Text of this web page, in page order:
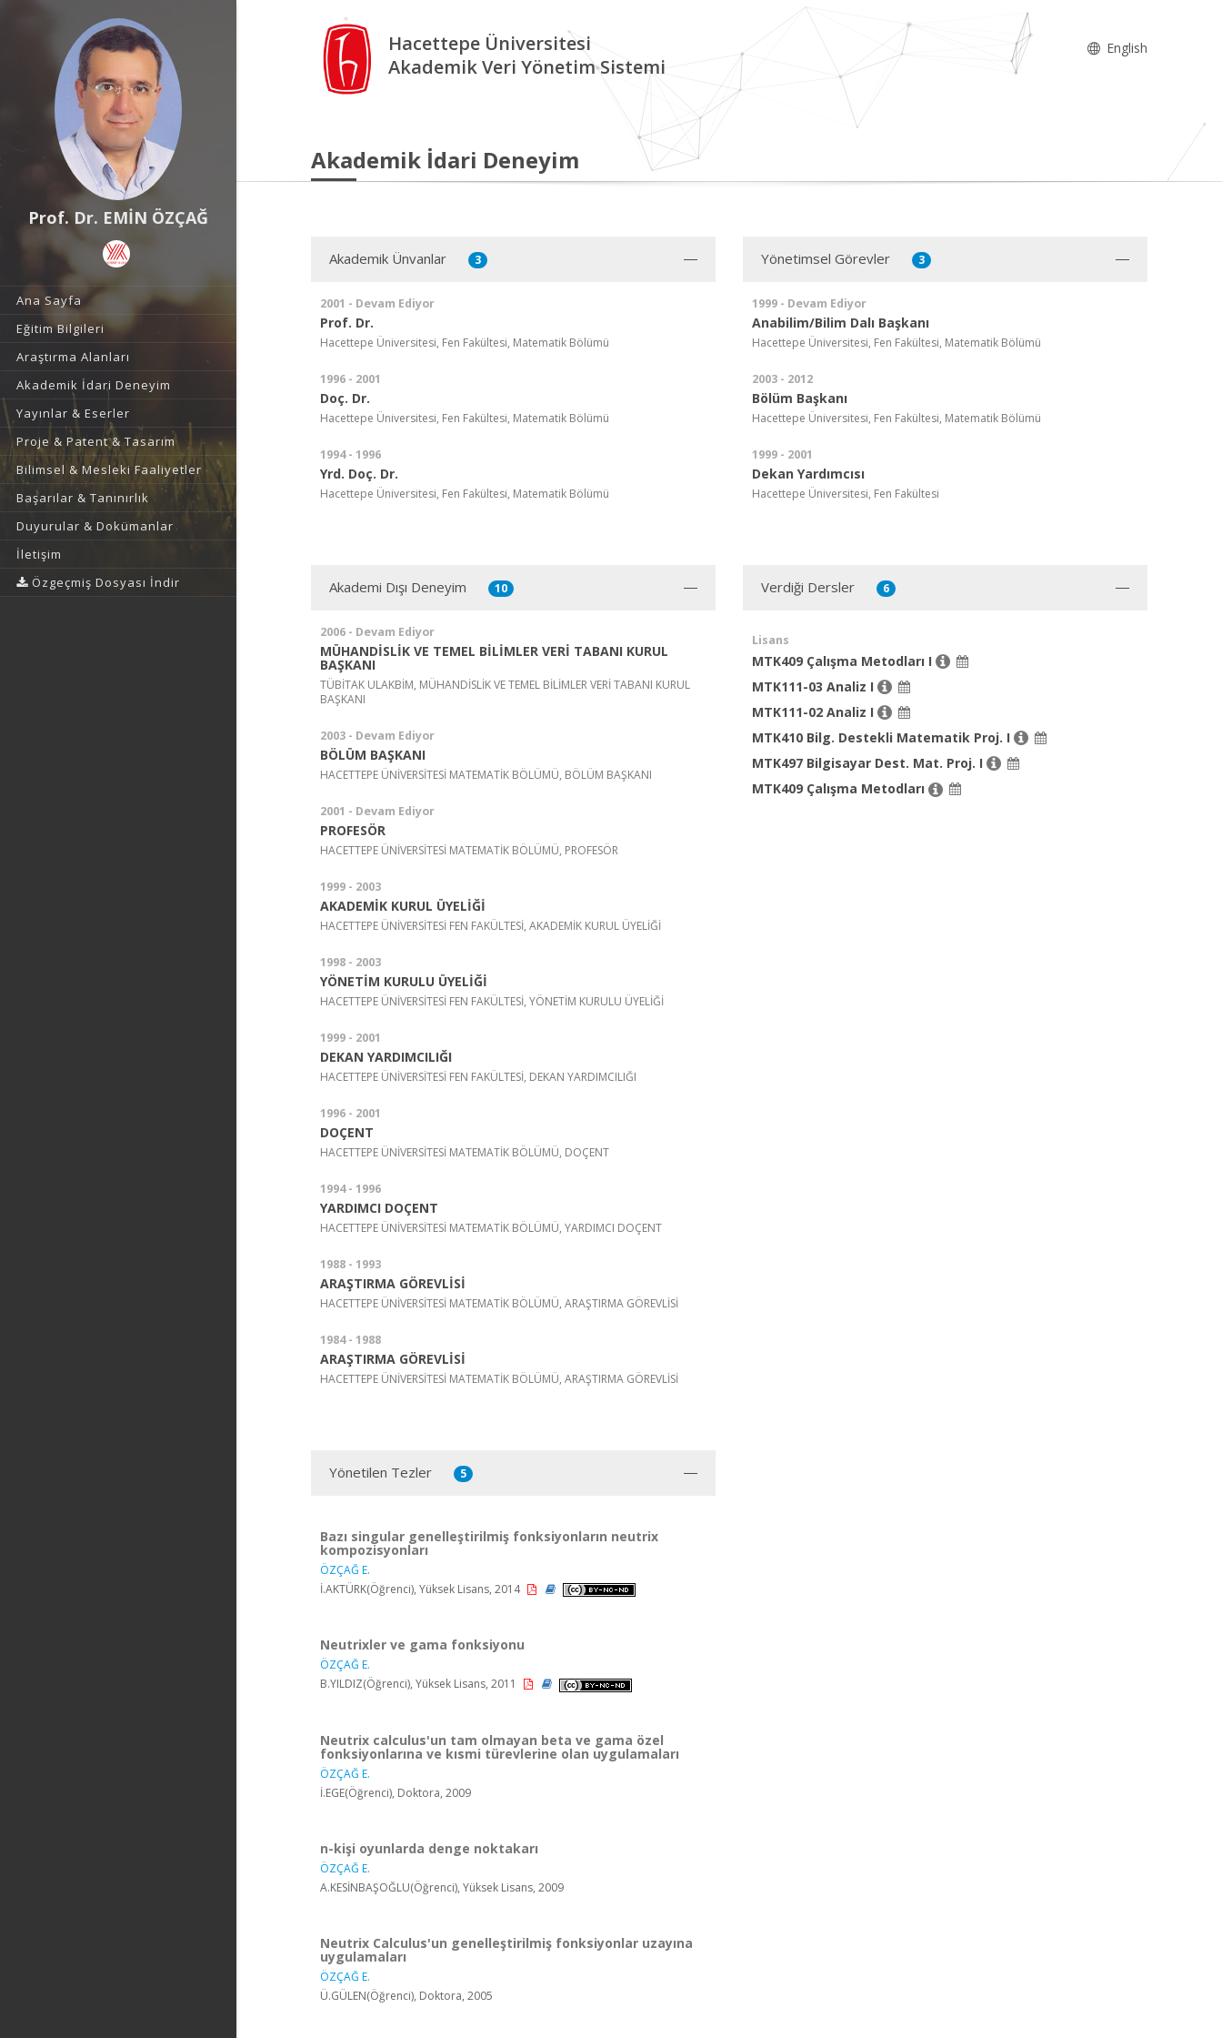
Prof. Dr. EMİN ÖZÇAĞ
Ana Sayfa
Eğitim Bilgileri
Araştırma Alanları
Akademik İdari Deneyim
Yayınlar & Eserler
Proje & Patent & Tasarım
Bilimsel & Mesleki Faaliyetler
Başarılar & Tanınırlık
Duyurular & Dokümanlar
İletişim
Özgeçmiş Dosyası İndir
Hacettepe Üniversitesi
Akademik Veri Yönetim Sistemi
English
Akademik İdari Deneyim
Akademik Ünvanlar 3
2001 - Devam Ediyor
Prof. Dr.
Hacettepe Üniversitesi, Fen Fakültesi, Matematik Bölümü
1996 - 2001
Doç. Dr.
Hacettepe Üniversitesi, Fen Fakültesi, Matematik Bölümü
1994 - 1996
Yrd. Doç. Dr.
Hacettepe Üniversitesi, Fen Fakültesi, Matematik Bölümü
Yönetimsel Görevler 3
1999 - Devam Ediyor
Anabilim/Bilim Dalı Başkanı
Hacettepe Üniversitesi, Fen Fakültesi, Matematik Bölümü
2003 - 2012
Bölüm Başkanı
Hacettepe Üniversitesi, Fen Fakültesi, Matematik Bölümü
1999 - 2001
Dekan Yardımcısı
Hacettepe Üniversitesi, Fen Fakültesi
Akademi Dışı Deneyim 10
2006 - Devam Ediyor
MÜHANDİSLİK VE TEMEL BİLİMLER VERİ TABANI KURUL
BAŞKANI
TÜBİTAK ULAKBİM, MÜHANDİSLİK VE TEMEL BİLİMLER VERİ TABANI KURUL
BAŞKANI
2003 - Devam Ediyor
BÖLÜM BAŞKANI
HACETTEPE ÜNİVERSİTESİ MATEMATİK BÖLÜMÜ, BÖLÜM BAŞKANI
2001 - Devam Ediyor
PROFESÖR
HACETTEPE ÜNİVERSİTESİ MATEMATİK BÖLÜMÜ, PROFESÖR
1999 - 2003
AKADEMİK KURUL ÜYELİĞİ
HACETTEPE ÜNİVERSİTESİ FEN FAKÜLTESİ, AKADEMİK KURUL ÜYELİĞİ
1998 - 2003
YÖNETİM KURULU ÜYELİĞİ
HACETTEPE ÜNİVERSİTESİ FEN FAKÜLTESİ, YÖNETİM KURULU ÜYELİĞİ
1999 - 2001
DEKAN YARDIMCILIĞI
HACETTEPE ÜNİVERSİTESİ FEN FAKÜLTESİ, DEKAN YARDIMCILIĞI
1996 - 2001
DOÇENT
HACETTEPE ÜNİVERSİTESİ MATEMATİK BÖLÜMÜ, DOÇENT
1994 - 1996
YARDIMCI DOÇENT
HACETTEPE ÜNİVERSİTESİ MATEMATİK BÖLÜMÜ, YARDIMCI DOÇENT
1988 - 1993
ARAŞTIRMA GÖREVLİSİ
HACETTEPE ÜNİVERSİTESİ MATEMATİK BÖLÜMÜ, ARAŞTIRMA GÖREVLİSİ
1984 - 1988
ARAŞTIRMA GÖREVLİSİ
HACETTEPE ÜNİVERSİTESİ MATEMATİK BÖLÜMÜ, ARAŞTIRMA GÖREVLİSİ
Verdiği Dersler 6
Lisans
MTK409 Çalışma Metodları I
MTK111-03 Analiz I
MTK111-02 Analiz I
MTK410 Bilg. Destekli Matematik Proj. I
MTK497 Bilgisayar Dest. Mat. Proj. I
MTK409 Çalışma Metodları
Yönetilen Tezler 5
Bazı singular genelleştirilmiş fonksiyonların neutrix
kompozisyonları
ÖZÇAĞ E.
İ.AKTÜRK(Öğrenci), Yüksek Lisans, 2014
Neutrixler ve gama fonksiyonu
ÖZÇAĞ E.
B.YILDIZ(Öğrenci), Yüksek Lisans, 2011
Neutrix calculus'un tam olmayan beta ve gama özel
fonksiyonlarına ve kısmi türevlerine olan uygulamaları
ÖZÇAĞ E.
İ.EGE(Öğrenci), Doktora, 2009
n-kişi oyunlarda denge noktakarı
ÖZÇAĞ E.
A.KESİNBAŞOĞLU(Öğrenci), Yüksek Lisans, 2009
Neutrix Calculus'un genelleştirilmiş fonksiyonlar uzayına
uygulamaları
ÖZÇAĞ E.
Ü.GÜLEN(Öğrenci), Doktora, 2005